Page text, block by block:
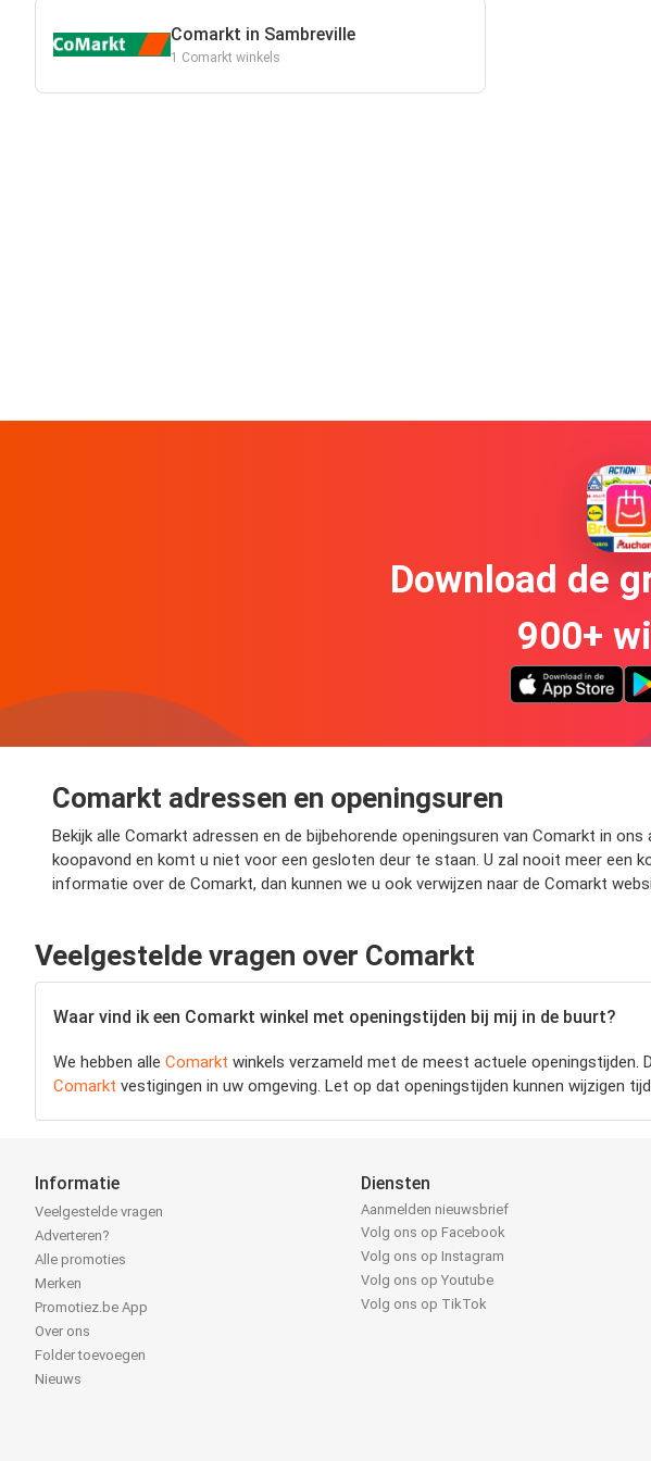
Comarkt in Sambreville
1 Comarkt winkels
Download de
900+
Comarkt adressen en openingsuren
Bekijk alle Comarkt adressen en de bijbehorende openingsuren van Comarkt in
koopavond en komt u niet voor een gesloten deur te staan. U zal nooit meer
informatie over de Comarkt, dan kunnen we u ook verwijzen naar de Comarkt
Veelgestelde vragen over Comarkt
Waar vind ik een Comarkt winkel met openingstijden bij mij in de buurt?
We hebben alle Comarkt winkels verzameld met de meest actuele openingstijden.
Comarkt vestigingen in uw omgeving. Let op dat openingstijden kunnen wijzigen
Informatie
Veelgestelde vragen
Adverteren?
Alle promoties
Merken
Promotiez.be App
Over ons
Folder toevoegen
Nieuws
Diensten
Aanmelden nieuwsbrief
Volg ons op Facebook
Volg ons op Instagram
Volg ons op Youtube
Volg ons op TikTok